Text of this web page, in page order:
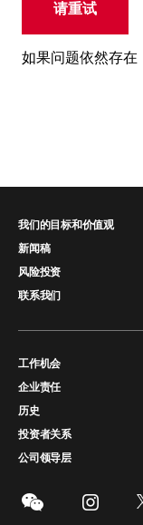
请重试
如果问题依然存在
我们的目标和价值观
新闻稿
风险投资
联系我们
工作机会
企业责任
历史
投资者关系
公司领导层